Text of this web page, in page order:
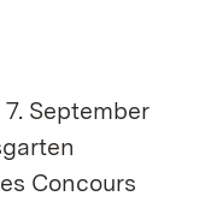
September
Concours